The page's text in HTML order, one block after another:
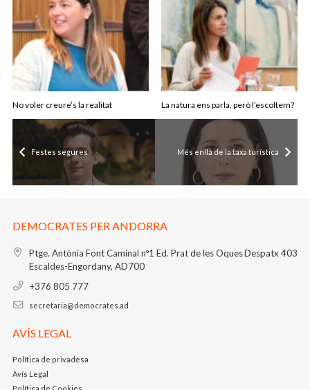
No voler creure’s la realitat La natura ens parla, però l’escoltem?
Festes segures Més enllà de la taxa turística
DEMOCRATES PER ANDORRA
Ptge. Antònia Font Caminal nº1 Ed. Prat de les OquesDespatx 403
Escaldes-Engordany, AD700
+376 805 777
secretaria@democrates.ad
AVÍS LEGAL
Política de privadesa
Avís Legal